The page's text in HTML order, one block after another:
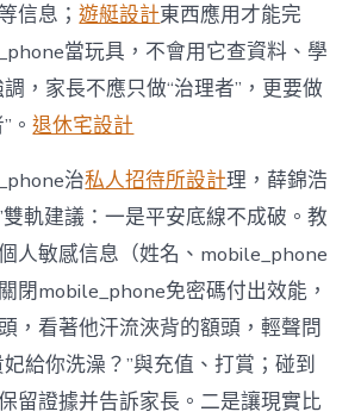
信息；遊艇設計東西應用才能完
當玩具，不會用它查資料、學
，家長不應只做“治理者”，更要做
。退休宅設計
治私人招待所設計理，薛錦浩
雙軌建議：一是平安底線不成破。教
人敏感信息（姓名、mobile_phone
閉mobile_phone免密碼付出效能，
，看著他汗流浹背的額頭，輕聲問
給你洗澡？”與充值、打賞；碰到
留證據并告訴家長。二是讓現實比